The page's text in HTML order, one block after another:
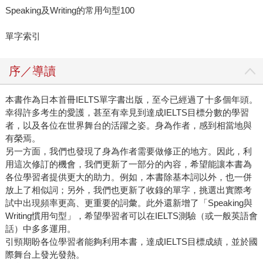
Speaking及Writing的常用句型100
單字索引
序／導讀
本書作為日本首冊IELTS單字書出版，至今已經過了十多個年頭。
幸得許多考生的愛護，甚至有幸見到達成IELTS目標分數的學習
者，以及各位在世界舞台的活躍之姿。身為作者，感到相當地與
有榮焉。
另一方面，我們也發現了身為作者需要做修正的地方。因此，利
用這次修訂的機會，我們更新了一部分的內容，希望能讓本書為
各位學習者提供更大的助力。例如，本書除基本詞以外，也一併
放上了相似詞；另外，我們也更新了收錄的單字，挑選出實際考
試中出現頻率更高、更重要的詞彙。此外還新增了「Speaking與
Writing慣用句型」，希望學習者可以在IELTS測驗（或一般英語會
話）中多多運用。
引頸期盼各位學習者能夠利用本書，達成IELTS目標成績，並於國
際舞台上發光發熱。